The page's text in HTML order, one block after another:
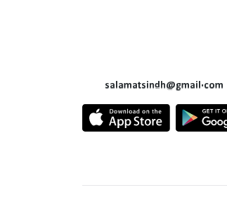
salamatsindh@gmail.com